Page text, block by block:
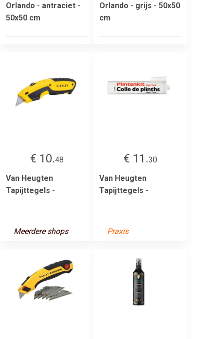
Orlando - antraciet -
50x50 cm
Orlando - grijs - 50x50
cm
€ 10.48
Van Heugten
Tapijttegels -
Meerdere shops
€ 11.30
Van Heugten
Tapijttegels -
Praxis